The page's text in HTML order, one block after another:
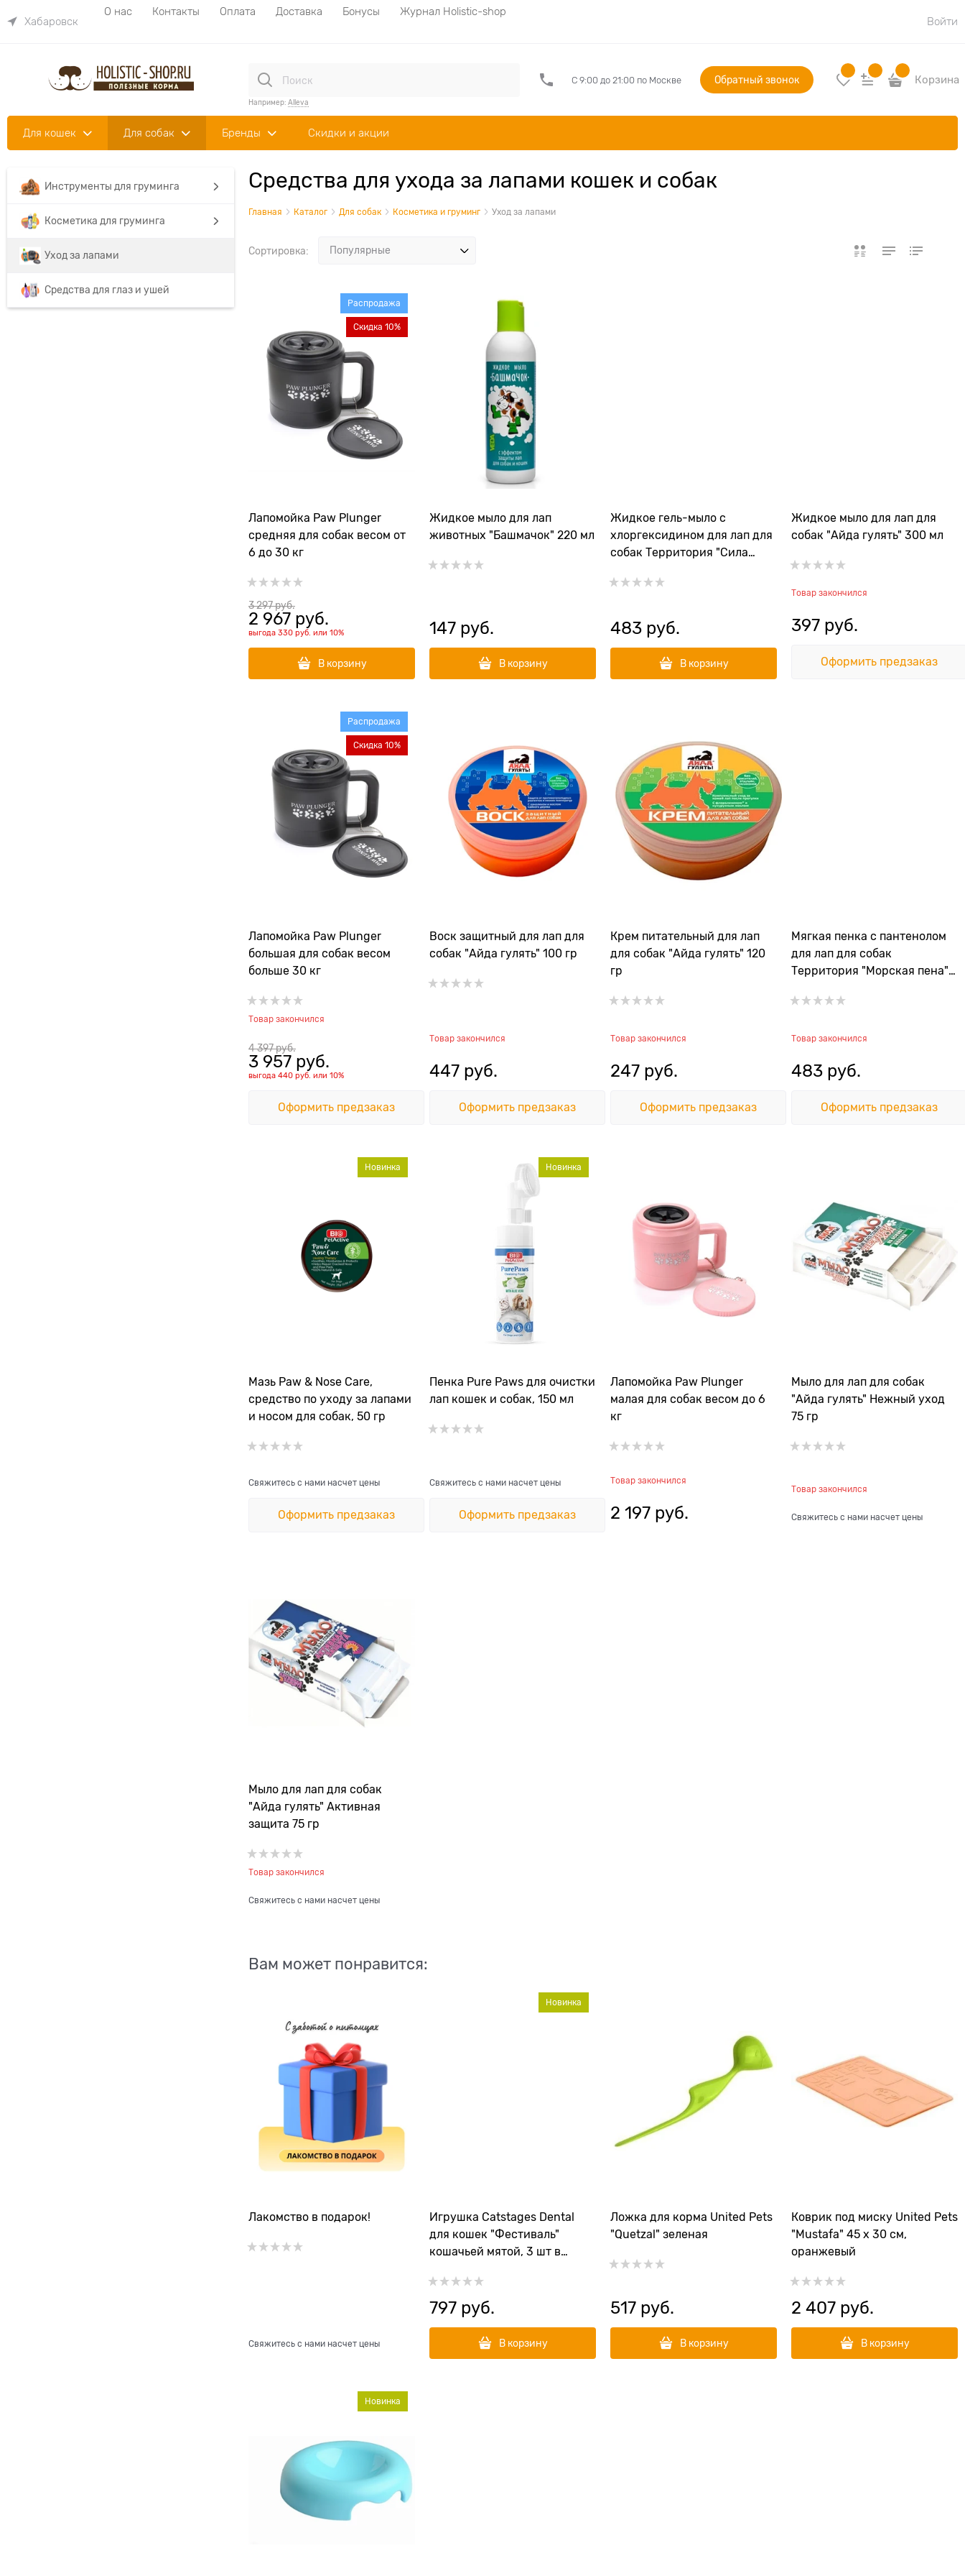
Хабаровск
О нас Контакты Оплата Доставка Бонусы
Журнал Holistic-shop
Войти
Например: Alleva
С 9:00 до 21:00 по Москве Обратный звонок Корзина
Для кошек Для собак Бренды Скидки и акции
Инструменты для груминга
Косметика для груминга
Уход за лапами
Средства для глаз и ушей
Средства для ухода за лапами кошек и собак
Главная Каталог Для собак Косметика и груминг Уход за лапами
Сортировка:
Лапомойка Paw Plunger
средняя для собак весом от
6 до 30 кг
Распродажа
Скидка 10%
3 297 руб.
2 967 руб.
выгода 330 руб. или 10%
В корзину
Жидкое мыло для лап
животных "Башмачок" 220 мл
147 руб.
В корзину
Жидкое гель-мыло с
хлоргексидином для лап для
собак Территория "Сила
483 руб.
В корзину
Жидкое мыло для лап для
собак "Айда гулять" 300 мл
Товар закончился
397 руб.
Оформить предзаказ
Лапомойка Paw Plunger
большая для собак весом
больше 30 кг
Распродажа
Скидка 10%
Товар закончился
4 397 руб.
3 957 руб.
выгода 440 руб. или 10%
Оформить предзаказ
Воск защитный для лап для
собак "Айда гулять" 100 гр
Товар закончился
447 руб.
Оформить предзаказ
Крем питательный для лап
для собак "Айда гулять" 120
гр
Товар закончился
247 руб.
Оформить предзаказ
Мягкая пенка с пантенолом
для лап для собак
Территория "Морская пена"
Товар закончился
483 руб.
Оформить предзаказ
Мазь Paw & Nose Care,
средство по уходу за лапами
и носом для собак, 50 гр
Новинка
Свяжитесь с нами насчет цены
Оформить предзаказ
Пенка Pure Paws для очистки
лап кошек и собак, 150 мл
Новинка
Свяжитесь с нами насчет цены
Оформить предзаказ
Лапомойка Paw Plunger
малая для собак весом до 6
кг
Товар закончился
2 197 руб.
Мыло для лап для собак
"Айда гулять" Нежный уход
75 гр
Товар закончился
Свяжитесь с нами насчет цены
Мыло для лап для собак
"Айда гулять" Активная
защита 75 гр
Товар закончился
Свяжитесь с нами насчет цены
Вам может понравится:
Лакомство в подарок!
Свяжитесь с нами насчет цены
Игрушка Catstages Dental
для кошек "Фестиваль"
кошачьей мятой, 3 шт в
Новинка
797 руб.
В корзину
Ложка для корма United Pets
"Quetzal" зеленая
517 руб.
В корзину
Коврик под миску United Pets
"Mustafa" 45 х 30 см,
оранжевый
2 407 руб.
В корзину
Новинка